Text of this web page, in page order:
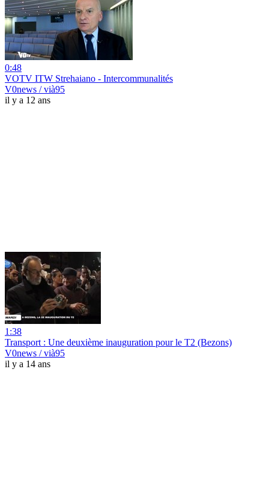
0:48
VOTV ITW Strehaiano - Intercommunalités
V0news / vià95
il y a 12 ans
1:38
Transport : Une deuxième inauguration pour le T2 (Bezons)
V0news / vià95
il y a 14 ans